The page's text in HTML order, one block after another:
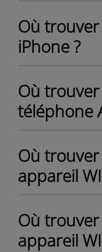
Où trouver
iPhone ?
Où trouver
téléphone
Où trouver
appareil
Où trouver
appareil